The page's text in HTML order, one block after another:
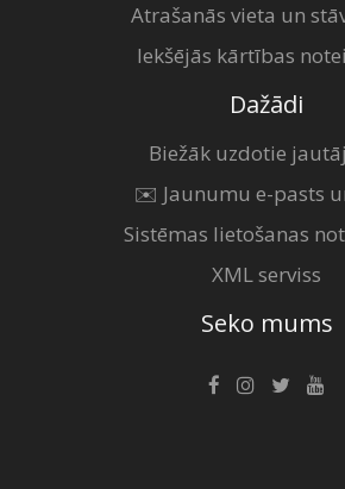
Atrašanās vieta un
Iekšējās kārtības
Dažādi
Biežāk uzdotie
✉️ Jaunumu e-pasts
Sistēmas lietošanas
XML serviss
Seko mums